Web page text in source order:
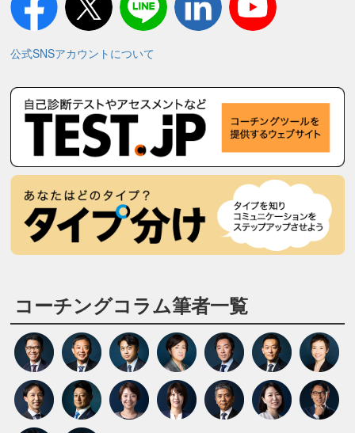
公式SNSアカウントについて
コーチングコラム筆者一覧